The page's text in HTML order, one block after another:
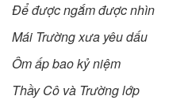
Để được ngắm được nhìn
Mái Trường xưa yêu dấu
Ôm ấp bao kỷ niệm
Thầy Cô và Trường lớp